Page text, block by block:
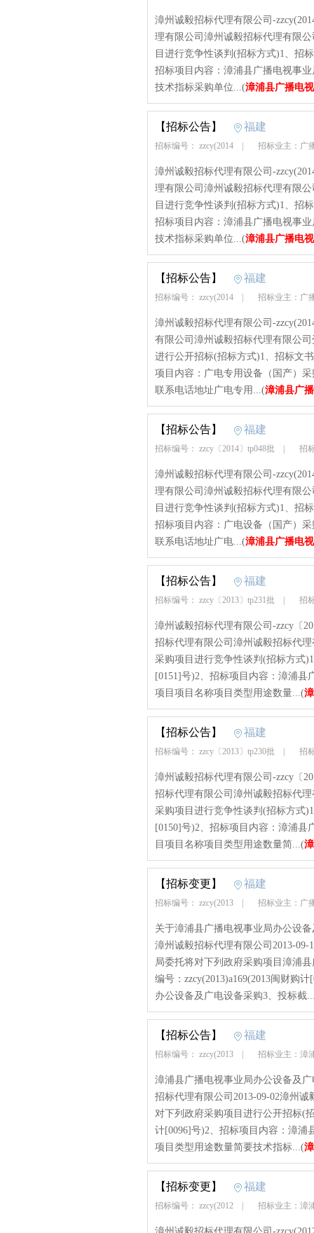
漳州诚毅招标代理有限公司-
理有限公司漳州诚毅招标代理有限
目进行竞争性谈判(招标方式)1、招
招标项目内容：漳浦县广播电视事
技术指标采购单位...(漳浦县广播电
【招标公告】 福建
招标编号： zzcy(2014 招标业主：广
漳州诚毅招标代理有限公司-
理有限公司漳州诚毅招标代理有限
目进行竞争性谈判(招标方式)1、招
招标项目内容：漳浦县广播电视事
技术指标采购单位...(漳浦县广播电
【招标公告】 福建
招标编号： zzcy(2014 招标业主：广
漳州诚毅招标代理有限公司-
有限公司漳州诚毅招标代理有限公
进行公开招标(招标方式)1、招标文
项目内容：广电专用设备（国产）
联系电话地址广电专用...(漳浦县广
【招标公告】 福建
招标编号： zzcy〔2014〕tp048批 招
漳州诚毅招标代理有限公司-
理有限公司漳州诚毅招标代理有限
目进行竞争性谈判(招标方式)1、招
招标项目内容：广电设备（国产）
联系电话地址广电...(漳浦县广播电
【招标公告】 福建
招标编号： zzcy〔2013〕tp231批 招
漳州诚毅招标代理有限公司-zzcy〔
招标代理有限公司漳州诚毅招标代
采购项目进行竞争性谈判(招标方式
[0151]号)2、招标项目内容：漳浦
项目项目名称项目类型用途数量...(
【招标公告】 福建
招标编号： zzcy〔2013〕tp230批 招
漳州诚毅招标代理有限公司-zzcy〔
招标代理有限公司漳州诚毅招标代
采购项目进行竞争性谈判(招标方式
[0150]号)2、招标项目内容：漳浦
目项目名称项目类型用途数量简...(
【招标变更】 福建
招标编号： zzcy(2013 招标业主：广
关于漳浦县广播电视事业局办公设
漳州诚毅招标代理有限公司2013-
局委托将对下列政府采购项目漳浦
编号：zzcy(2013)a169(2013闽财购
办公设备及广电设备采购3、投标截
【招标公告】 福建
招标编号： zzcy(2013 招标业主：漳
漳浦县广播电视事业局办公设备及广
招标代理有限公司2013-09-02漳州
对下列政府采购项目进行公开招标(
计[0096]号)2、招标项目内容：漳浦
项目类型用途数量简要技术指标...(
【招标变更】 福建
招标编号： zzcy(2012 招标业主：漳